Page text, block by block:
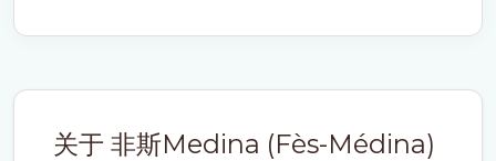
关于 非斯Medina (Fès-Médina)